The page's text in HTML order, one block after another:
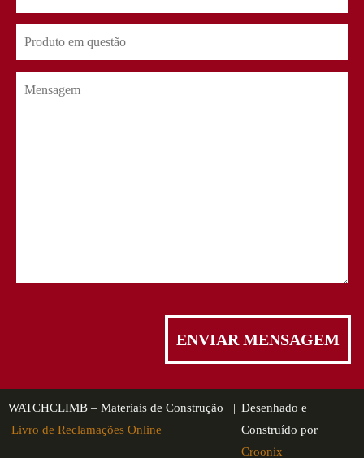
WATCHCLIMB – Materiais de Construção |
Livro de Reclamações Online
Desenhado e
Construído por
Croonix